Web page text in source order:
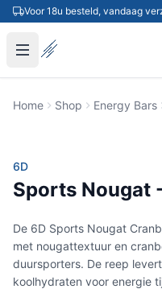
Ga naar inhoud
Voor 18u besteld, vandaag
Home Shop Energy Bars
6D
Sports Nougat
De 6D Sports Nougat
met nougattextuur en
duursporters. De reep
koolhydraten voor energie